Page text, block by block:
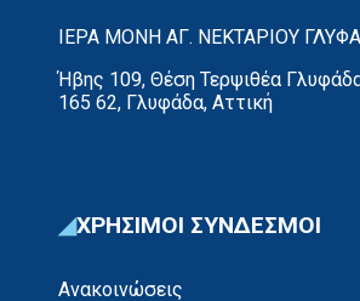
ΙΕΡΑ ΜΟΝΗ ΑΓ. ΝΕΚΤΑΡΙΟΥ
Ήβης 109, Θέση Τερψιθέα
165 62, Γλυφάδα, Αττική
ΧΡΗΣΙΜΟΙ ΣΥΝΔΕΣΜΟΙ
Ανακοινώσεις